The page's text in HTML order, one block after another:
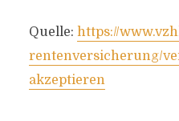
Quelle: https://
rentenversicherung/
akzeptieren